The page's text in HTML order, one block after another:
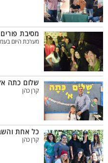
מסיבת
מערכת היום
שלום כתה א׳
קרן כהן
כל אחת
קרן כהן